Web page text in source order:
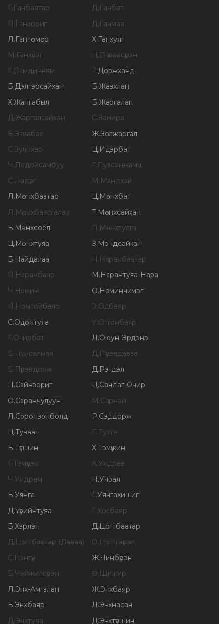
Г.Ганбаатар Д.Ганбат
П.Ганзориг Д.Ганмаа
Л.Гантөмөр Х.Ганхуяг
М.Ганхүлэг Ц.Даваасүрэн
Г.Дамдинням Т.Доржханд
Б.Дэлгэрсайхан Б.Жавхлан
Х.Жангабыл Б.Жаргалан
Д.Жаргалсайхан С.Замира
Б.Заяабал Ж.Золжаргал
С.Зулпхар Ц.Идэрбат
Ч.Лодойсамбуу Г.Лувсанжамц
С.Лүндэг М.Мандхай
Л.Мөнхбаатар Ц.Мөнхбат
Л.Мөнхбаясгалан Т.Мөнхсайхан
Б.Мөнхсоёл П.Мөнхтулга
Ц.Мөнхтуяа З.Мэндсайхан
Б.Найдалаа Н.Наранбаатар
П.Наранбаяр М.Нарантуяа-Нара
Ч.Номин О.Номинчимэг
Н.Номтойбаяр Э.Одбаяр
С.Одонтуяа У.Отгонбаяр
Г.Очирбат Л.Оюун-Эрдэнэ
Б.Пунсалмаа Д.Пүрэвдаваа
Б.Пүрэвдорж Д.Рэгдэл
П.Сайнзориг Ц.Сандаг-Очир
О.Саранчулуун М.Сарнай
Л.Соронзонболд Р.Сэддорж
Ц.Туваан Б.Тулга
Б.Түвшин Х.Тэмүүжин
Г.Тэмүүлэн А.Ундраа
Ч.Ундрам Н.Учрал
Б.Уянга Г.Уянгахишиг
Д.Үүрийнтуяа Г.Хосбаяр
Б.Хэрлэн Д.Цогтбаатар
Д.Цогтбаатар (Даваа) О.Цогтгэрэл
С.Цэнгүүн Ж.Чинбүрэн
Б.Чойжилсүрэн Ө.Шижир
Л.Энх-Амгалан Ж.Энхбаяр
Б.Энхбаяр Л.Энхнасан
Д.Энхтуяа Д.Энхтүвшин